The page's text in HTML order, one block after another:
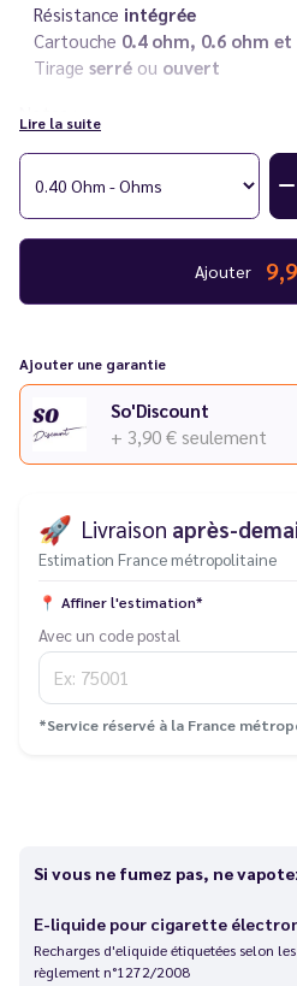
Résistance intégrée
Cartouche 0.4 ohm, 0.6 ohm
Tirage serré ou ouvert
Notes
Vendues par 3.
Lire la suite
Ajouter
Ajouter une garantie
So'Discount
+ 3,90 € seulement
🚀 Livraison après-
Estimation France métropolitaine
📍 Affiner l'estimation*
Avec un code postal
*Service réservé à la France
Si vous ne fumez pas, ne
E-liquide pour cigarette
Recharges d'eliquide étiquetées selon
règlement n°1272/2008